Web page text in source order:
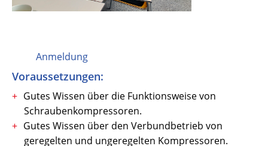
Anmeldung
Voraussetzungen:
Gutes Wissen über die Funktionsweise von
Schraubenkompressoren.
Gutes Wissen über den Verbundbetrieb von
geregelten und ungeregelten Kompressoren.